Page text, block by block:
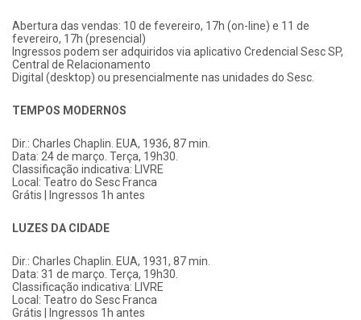
Abertura das vendas: 10 de fevereiro, 17h (on-line) e 11 de
fevereiro, 17h (presencial)
Ingressos podem ser adquiridos via aplicativo Credencial Sesc SP,
Central de Relacionamento
Digital (desktop) ou presencialmente nas unidades do Sesc.
TEMPOS MODERNOS
Dir.: Charles Chaplin. EUA, 1936, 87 min.
Data: 24 de março. Terça, 19h30.
Classificação indicativa: LIVRE
Local: Teatro do Sesc Franca
Grátis | Ingressos 1h antes
LUZES DA CIDADE
Dir.: Charles Chaplin. EUA, 1931, 87 min.
Data: 31 de março. Terça, 19h30.
Classificação indicativa: LIVRE
Local: Teatro do Sesc Franca
Grátis | Ingressos 1h antes